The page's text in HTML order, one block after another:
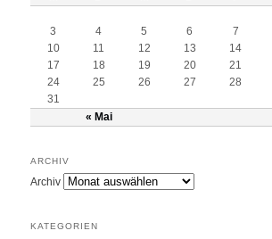
« Mai
3
4 5 6 7
10
11 12 13 14
17
18 19 20 21
24
25 26 27 28
31
ARCHIV
Archiv
KATEGORIEN